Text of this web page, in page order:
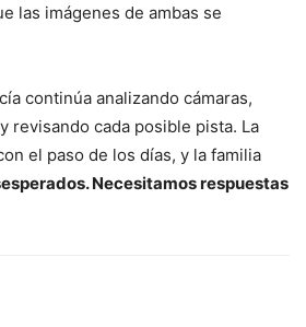
las imágenes de ambas se
continúa analizando cámaras,
revisando cada posible pista. La
el paso de los días, y la familia
Necesitamos respuestas